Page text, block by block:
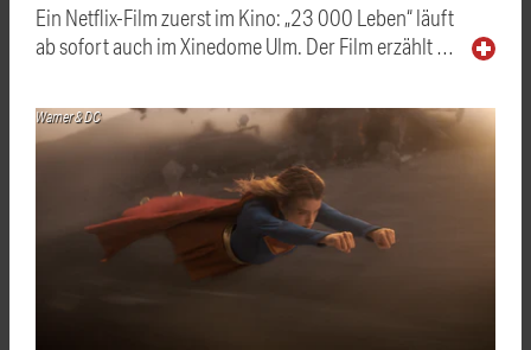
Ein Netflix-Film zuerst im Kino: „23 000 Leben“ läuft
ab sofort auch im Xinedome Ulm. Der Film erzählt …
Warner & DC